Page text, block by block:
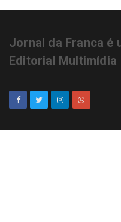
Jornal da Franca é
Editorial Multimídia